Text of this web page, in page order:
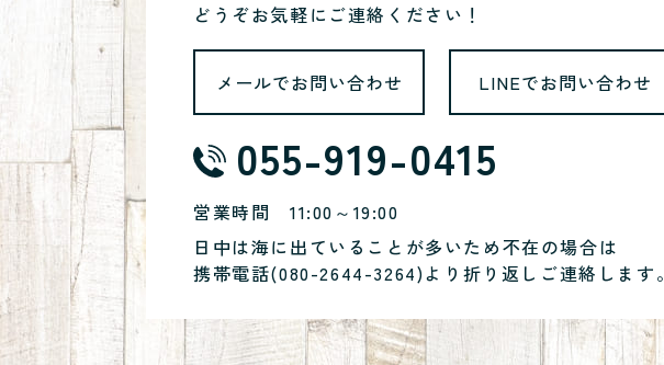
どうぞお気軽にご連絡ください！
メールでお問い合わせ LINEでお問い合わせ
055-919-0415
営業時間 11:00～19:00
日中は海に出ていることが多いため不在の場合は
携帯電話(080-2644-3264)より折り返しご連絡します。